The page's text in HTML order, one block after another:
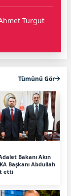
Turgut
Tümünü Gör
Bakanı Akın
Başkanı Abdullah
etti